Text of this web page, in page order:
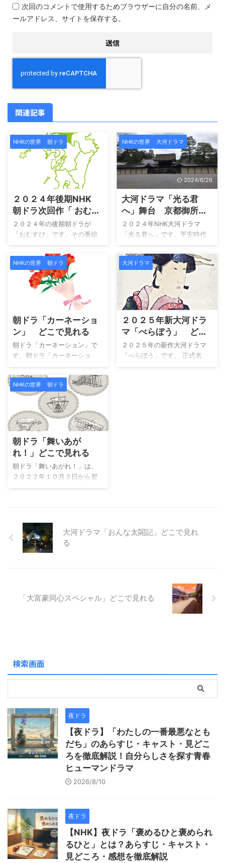
次回のコメントで使用するためブラウザーに自分の名前、メ
ールアドレス、サイトを保存する。
関連記事
NHKの世界 朝ドラ
2024/9/26
２０２４年後期NHK
朝ドラ次回作「 おむす
び」の紹介番組「もう
すぐ！おむすび」どこ
で見れる
２０２４年の後期朝ドラが
「おむすび」です。その番組
を紹介する番組です。 雑な説
明になりますが、「百聞は一
見に如かず」です。次回作を
予習するために視聴するの
は、内容を理解するのに便利
です。 今回は、次回朝ドラ
「おむすび」を紹介している
番組「もうすぐ！おむすび」
を紹介です。 朝ドラ「おむす
い！ どんなキャストが出演し
ているか知りたい！ どこで見
い！ という方は、ぜひ続きを
読んでみてください。 「もう
すぐ！おむすび」は、現在U-
NEXTで無料配信されており、
見放 ...
NHKの世界 大河ドラマ
2024/6/26
大河ドラマ「光る君
へ」舞台 京都御所
① 現在の京都御所で
す。昔は二条城近くで
す。
２０２４年NHK大河ドラマ
「光る君へ」です。平安時代
が舞台です。今も残る舞台を
紹介です。 今回は、たびたび
ドラマで登場している「京都
御所」の紹介です。しかし、
現在の京都御所と平安時代の
御所とは場所が異なります。
詳細については、後ほどで
す。参考の地図として下記に
添付していますが、今回紹介
けです。平安時代の御所の位
置が分かるように経路を示し
NHKの世界 朝ドラ
2024/10/3
朝ドラ「カーネーショ
ン」 どこで見れる
朝ドラ「カーネーション」で
す。朝ドラ「カーネーショ
ン」はU-NEXTにて配信されて
おり、視聴できます。 大阪・
岸和田の呉服店に生まれたヒ
ロインが、洋服にあこがれ、
ミシンと出会い、父の猛反対
にもくじけず洋裁の道を突き
進む。２０歳で自分の店を開
き、結婚するが夫は戦死。さ
まざまな苦難を乗り越え、日
の草分けとなったパワフルな
女性の一代記を描いた作品で
んです。朝ドラの番組宣伝用
の写真は笑顔の方が多いので
すが、この ...
大河ドラマ
2024/12/18
２０２５年新大河ドラ
マ「べらぼう」 どこ
で見れる 最終回予
想！
２０２５年の新作大河ドラマ
「べらぼう」です。 正式名
「べらぼう～蔦重栄華乃夢噺
とを示しているかと思いま
NHKの世界 朝ドラ
2025/2/5
朝ドラ「舞いあが
れ！」どこで見れる
朝ドラ「舞いあがれ！」は、
２０２２年１０月３日から翌
３月３１日まで放送された第
きながら、さまざまな困難を
乗り越え成長していく物語で
す。物語は1990年代から現代
台に展開されます。幼少期の
舞は引っ込み思案で病弱な女
憧れを抱き ...
大河ドラマ「おんな太閤記」どこで見れ
る
「大富豪同心スペシャル」どこで見れる
検索画面
夜ドラ
【夜ドラ】「わたしの一番最悪なとも
だち」のあらすじ・キャスト・見どこ
ろを徹底解説！自分らしさを探す青春
ヒューマンドラマ
2026/8/10
夜ドラ
【NHK】夜ドラ「褒めるひと褒められ
るひと」とは？あらすじ・キャスト・
見どころ・感想を徹底解説